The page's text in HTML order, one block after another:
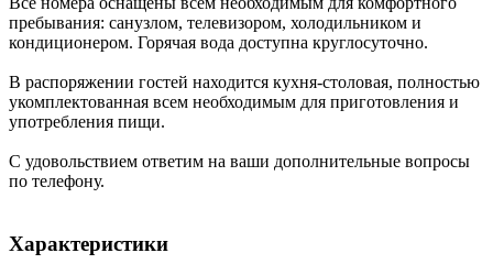
пребывания: санузлом, телевизором, холодильником и
кондиционером. Горячая вода доступна круглосуточно.
В распоряжении гостей находится кухня-столовая, полностью
укомплектованная всем необходимым для приготовления и
употребления пищи.
С удовольствием ответим на ваши дополнительные вопросы
по телефону.
Характеристики